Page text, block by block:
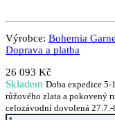
Výrobce: Bohemia
Doprava a platba
26 093 Kč
Skladem Doba expedice
růžového zlata a pokovený
celozávodní dovolená 27.7.-